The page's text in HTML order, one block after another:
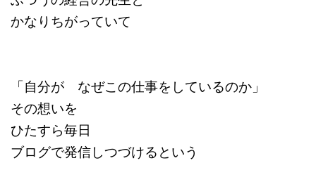
かなりちがっていて
「自分が なぜこの仕事をしているのか」
その想いを
ひたすら毎日
ブログで発信しつづけるという